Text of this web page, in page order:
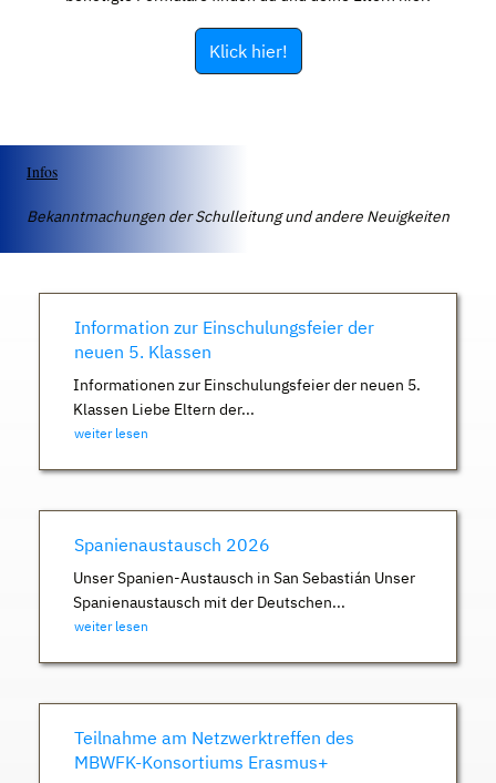
Klick hier!
Infos
Bekanntmachungen der Schulleitung und andere Neuigkeiten
Information zur Einschulungsfeier der
neuen 5. Klassen
Informationen zur Einschulungsfeier der neuen 5.
Klassen Liebe Eltern der...
weiter lesen
Spanienaustausch 2026
Unser Spanien-Austausch in San Sebastián Unser
Spanienaustausch mit der Deutschen...
weiter lesen
Teilnahme am Netzwerktreffen des
MBWFK-Konsortiums Erasmus+